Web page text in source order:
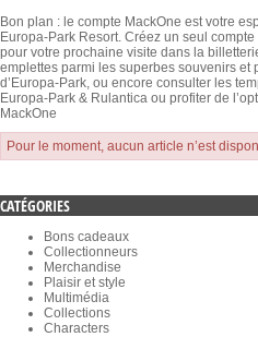
Bon plan : le compte MackOne est votre
Europa-Park Resort. Créez un seul
pour votre prochaine visite dans la
emplettes parmi les superbes souvenirs et
d’Europa-Park, ou encore consulter les
Europa-Park & Rulantica ou profiter de
MackOne
Pour le moment, aucun article n’est
CATÉGORIES
Bons cadeaux
Collectionneurs
Merchandise
Plaisir et style
Multimédia
Collections
Characters